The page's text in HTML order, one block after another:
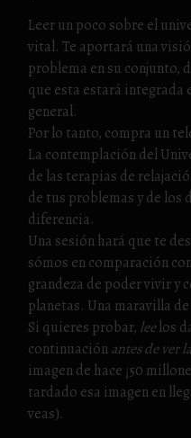
Leer un poco sobre el
vital. Te aportará una
problema en su conjunto,
que esta estará integrada
general.
Por lo tanto, compra un
La contemplación del
de las terapias de
de tus problemas y de los
diferencia.
Una sesión hará que te
sómos en comparación
grandeza de poder vivir y
planetas. Una maravilla
Si quieres probar, leelos
continuaciónantes de ver
imagen de hace ¡50
tardado esa imagen en
veas).